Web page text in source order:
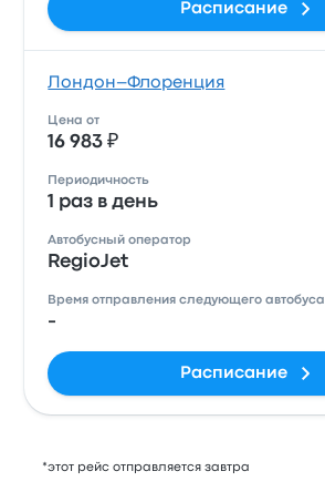
Расписание
Лондон–Флоренция
Цена от
16 983 ₽
Периодичность
1 раз в день
Автобусный оператор
RegioJet
Время отправления следующего автобуса
-
Расписание
*этот рейс отправляется завтра